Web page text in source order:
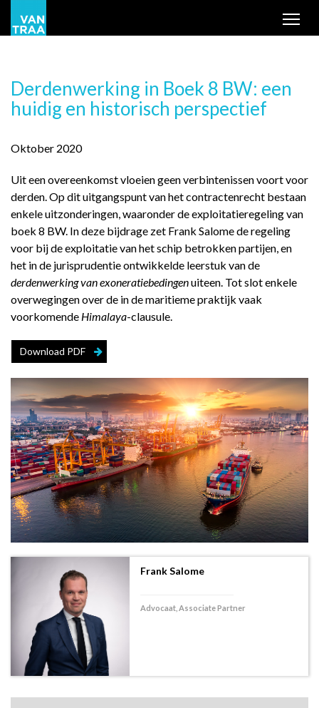
Derdenwerking in Boek 8 BW: een
huidig en historisch perspectief
Oktober 2020
Uit een overeenkomst vloeien geen verbintenissen voort voor
derden. Op dit uitgangspunt van het contractenrecht bestaan
enkele uitzonderingen, waaronder de exploitatieregeling van
boek 8 BW. In deze bijdrage zet Frank Salome de regeling
voor bij de exploitatie van het schip betrokken partijen, en
het in de jurisprudentie ontwikkelde leerstuk van de
derdenwerking van exoneratiebedingenuiteen. Tot slot enkele
overwegingen over de in de maritieme praktijk vaak
voorkomende Himalaya-clausule.
Download PDF
Frank Salome
Advocaat, Associate Partner